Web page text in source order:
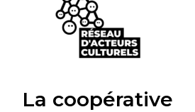
La coopérative